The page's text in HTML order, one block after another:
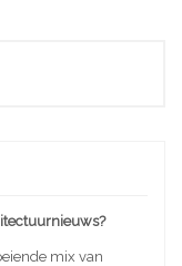
mix van